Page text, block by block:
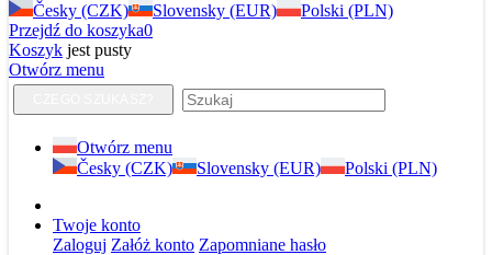
Česky (CZK)
Slovensky (EUR)
Polski (PLN)
Przejdź do koszyka0
Koszyk jest pusty
Otwórz menu
Otwórz menu
Česky (CZK)
Slovensky (EUR) Polski (PLN)
Twoje konto
Zaloguj Załóż konto Zapomniane hasło